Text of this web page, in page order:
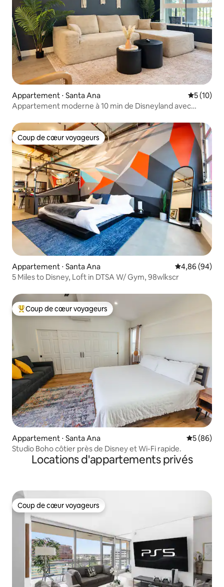
Appartement ⋅ Santa Ana
5 (10)
Appartement moderne à 10 min de Disneyland avec
Coup de cœur voyageurs
Coup de cœur voyageurs
Appartement ⋅ Santa Ana Évaluation
4,86 (94)
5 Miles to Disney, Loft in DTSA W/ Gym, 98wlkscr
Coups de cœur voyageurs les plus appréciés
Coup de cœur voyageurs
Appartement ⋅ Santa Ana
5 (86)
Studio Boho côtier près de Disney et Wi-Fi rapide.
Locations d'appartements privés
Coup de cœur voyageurs
Coup de cœur voyageurs